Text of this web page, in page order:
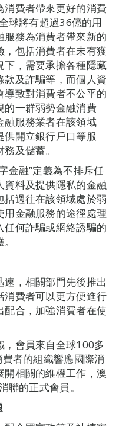
消費者帶來更好的消費
球將有超過36億的用
服務為消費者帶來新的
包括消費者在未有獲
下，需要承擔各種隱藏
及詐騙等，而個人資
致對消費者不公平的
的一群弱勢金融消費
融服務業者在該領域
開立銀行戶口等服
及儲蓄。
金融”定義為不排斥任
料及提供隱私的金融
括過往在該領域處於弱
金融服務的途徑處理
何詐騙或網絡誘騙的
，相關部門先後推出
消費者可以更方便進行
合，加強消費者在使
，會員來自全球100多
者的組織響應國際消
相關的維權工作，澳
聯的正式會員。